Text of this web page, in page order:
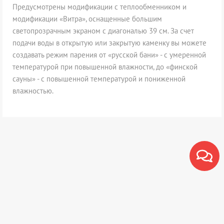
Предусмотрены модификации с теплообменником и
модификации «Витра», оснащенные большим
светопрозрачным экраном с диагональю 39 см. За счет
подачи воды в открытую или закрытую каменку вы можете
создавать режим парения от «русской бани» - с умеренной
температурой при повышенной влажности, до «финской
сауны» - с повышенной температурой и пониженной
влажностью.